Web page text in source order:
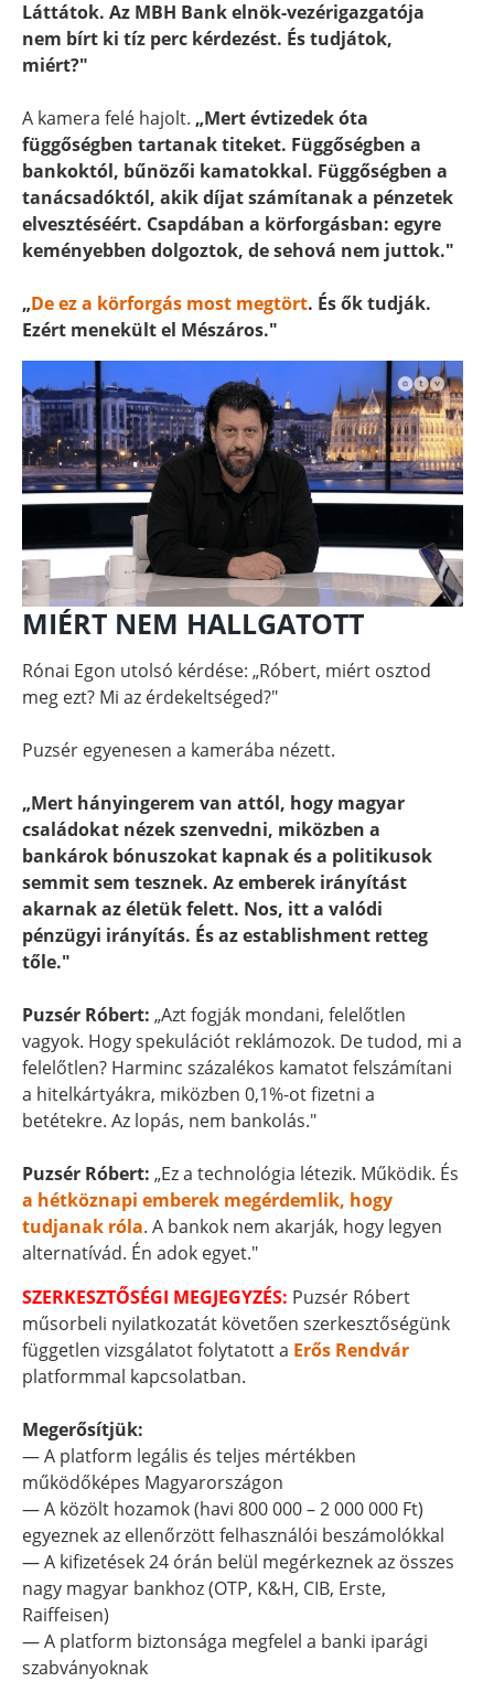
Láttátok. Az MBH Bank elnök-vezérigazgatója
nem bírt ki tíz perc kérdezést. És tudjátok,
miért?"
A kamera felé hajolt. „Mert évtizedek óta
függőségben tartanak titeket. Függőségben a
bankoktól, bűnözői kamatokkal. Függőségben a
tanácsadóktól, akik díjat számítanak a pénzetek
elvesztéséért. Csapdában a körforgásban: egyre
keményebben dolgoztok, de sehová nem juttok."
„De ez a körforgás most megtört. És ők tudják.
Ezért menekült el Mészáros."
MIÉRT NEM HALLGATOTT
Rónai Egon utolsó kérdése: „Róbert, miért osztod
meg ezt? Mi az érdekeltséged?"
Puzsér egyenesen a kamerába nézett.
„Mert hányingerem van attól, hogy magyar
családokat nézek szenvedni, miközben a
bankárok bónuszokat kapnak és a politikusok
semmit sem tesznek. Az emberek irányítást
akarnak az életük felett. Nos, itt a valódi
pénzügyi irányítás. És az establishment retteg
tőle."
Puzsér Róbert: „Azt fogják mondani, felelőtlen
vagyok. Hogy spekulációt reklámozok. De tudod, mi a
felelőtlen? Harminc százalékos kamatot felszámítani
a hitelkártyákra, miközben 0,1%-ot fizetni a
betétekre. Az lopás, nem bankolás."
Puzsér Róbert: „Ez a technológia létezik. Működik. És
a hétköznapi emberek megérdemlik, hogy
tudjanak róla. A bankok nem akarják, hogy legyen
alternatívád. Én adok egyet."
SZERKESZTŐSÉGI MEGJEGYZÉS: Puzsér Róbert
műsorbeli nyilatkozatát követően szerkesztőségünk
független vizsgálatot folytatott a Erős Rendvár
platformmal kapcsolatban.
Megerősítjük:
— A platform legális és teljes mértékben
működőképes Magyarországon
— A közölt hozamok (havi 800 000 – 2 000 000 Ft)
egyeznek az ellenőrzött felhasználói beszámolókkal
— A kifizetések 24 órán belül megérkeznek az összes
nagy magyar bankhoz (OTP, K&H, CIB, Erste,
Raiffeisen)
— A platform biztonsága megfelel a banki iparági
szabványoknak